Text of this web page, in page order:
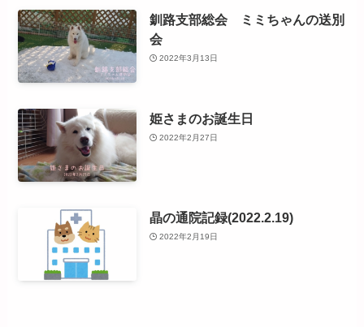
釧路支部総会 ミミちゃんの送別
会
2022年3月13日
姫さまのお誕生日
2022年2月27日
晶の通院記録(2022.2.19)
2022年2月19日